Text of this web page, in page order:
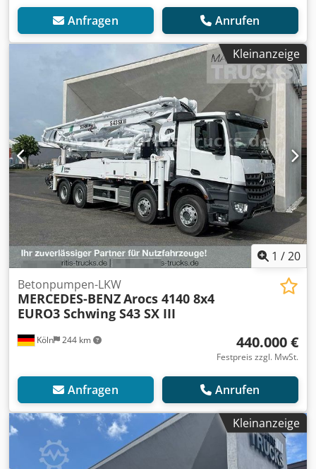
Anfragen Anrufen
Kleinanzeige
1 /20
Köln 244 km
Betonpumpen-LKW
MERCEDES-BENZArocs 4140 8x4
EURO3 Schwing S43 SX III
440.000 €
Festpreis zzgl. MwSt.
Anfragen Anrufen
Kleinanzeige